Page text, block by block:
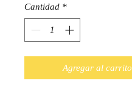
Cantidad *
Agregar al carrito